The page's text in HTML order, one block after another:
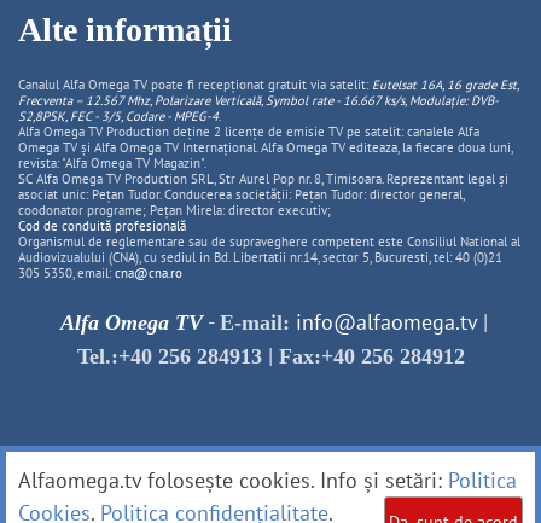
Alte informații
Canalul Alfa Omega TV poate fi recepționat gratuit via satelit: Eutelsat 16A, 16 grade Est,
Frecventa – 12.567 Mhz, PolarizareVerticală, Symbol rate - 16.667 ks/s, Modulație: DVB-
S2,8PSK, FEC - 3/5, Codare - MPEG-4.
Alfa Omega TV Production deține 2 licențe de emisie TV pe satelit: canalele Alfa
Omega TV și Alfa Omega TV Internațional. Alfa Omega TV editeaza, la fiecare doua luni,
revista: "Alfa Omega TV Magazin".
SC Alfa Omega TV Production SRL, Str Aurel Pop nr. 8, Timisoara. Reprezentant legal și
asociat unic: Pețan Tudor. Conducerea societății: Pețan Tudor: director general,
coodonator programe; Pețan Mirela: director executiv;
Cod de conduită profesională
Organismul de reglementare sau de supraveghere competent este Consiliul National al
Audiovizualului (CNA), cu sediul in Bd. Libertatii nr.14, sector 5, Bucuresti, tel: 40 (0)21
305 5350, email: cna@cna.ro
Alfa Omega TV- E-mail: info@alfaomega.tv|
Tel.:+40 256 284913| Fax:+40 256 284912
Alfaomega.tv folosește cookies. Info și setări: Politica
Cookies. Politica confidențialitate.